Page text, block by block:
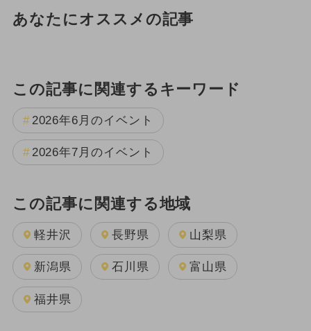
あなたにオススメの記事
この記事に関連するキーワード
2026年6月のイベント
2026年7月のイベント
この記事に関連する地域
軽井沢 長野県 山梨県
新潟県 石川県 富山県
福井県